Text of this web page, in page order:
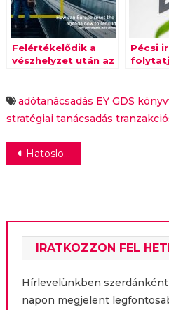
Felértékelődik a
vészhelyzet után az
Pécsi
adótanácsadás EY GDS
stratégiai tanácsadás
Bejegyzés
Hatoslottó: 2,616 milliárd forint várja a játékosokat ezen a hétvégén
IRATKOZZON FEL
Hírlevelünkben
napon megjelent